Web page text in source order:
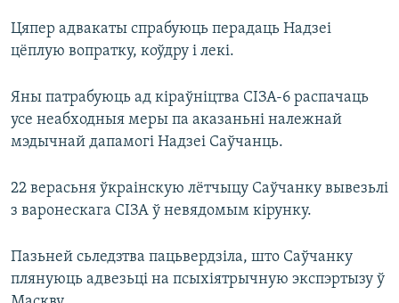
Цяпер адвакаты спрабуюць перадаць Надзеі
цёплую вопратку, коўдру і лекі.
Яны патрабуюць ад кіраўніцтва СІЗА-6 распачаць
усе неабходныя меры па аказаньні належнай
мэдычнай дапамогі Надзеі Саўчанць.
22 верасьня ўкраінскую лётчыцу Саўчанку вывезьлі
з варонескага СІЗА ў невядомым кірунку.
Пазьней сьледзтва пацьвердзіла, што Саўчанку
плянуюць адвезьці на псыхіятрычную экспэртызу ў